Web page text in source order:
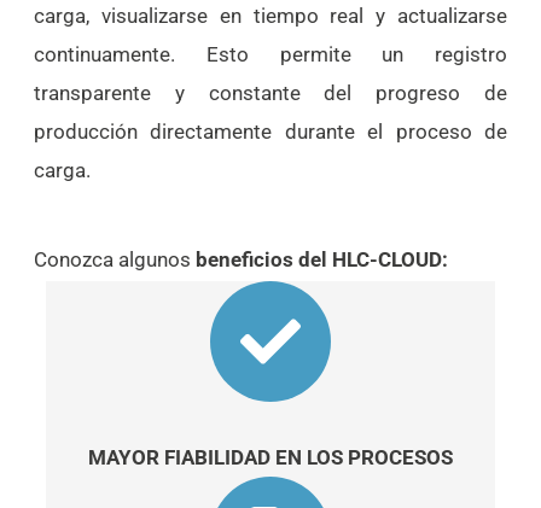
carga, visualizarse en tiempo real y actualizarse
continuamente. Esto permite un registro
transparente y constante del progreso de
producción directamente durante el proceso de
carga.
Conozca algunos beneficios del HLC-CLOUD:
MAYOR FIABILIDAD EN LOS PROCESOS